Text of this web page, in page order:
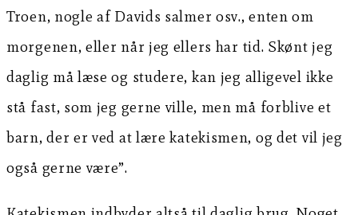
Troen, nogle af Davids salmer osv., enten om
morgenen, eller når jeg ellers har tid. Skønt jeg
daglig må læse og studere, kan jeg alligevel ikke
stå fast, som jeg gerne ville, men må forblive et
barn, der er ved at lære katekismen, og det vil jeg
også gerne være”.